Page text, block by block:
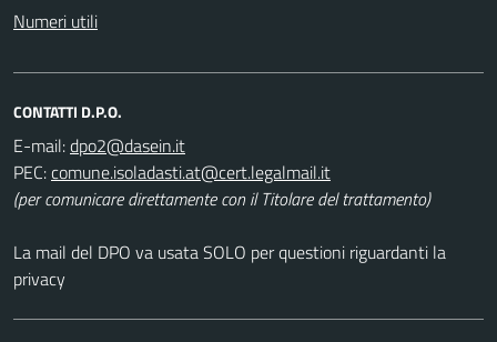
Numeri utili
CONTATTI D.P.O.
E-mail:
PEC:
(per comunicare direttamente con il Titolare del trattamento)
La mail del DPO va usata SOLO per questioni riguardanti la
privacy